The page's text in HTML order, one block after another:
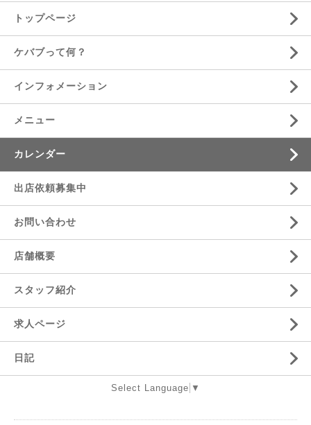
トップページ
ケバブって何？
インフォメーション
メニュー
カレンダー
出店依頼募集中
お問い合わせ
店舗概要
スタッフ紹介
求人ページ
日記
Select Language ▼